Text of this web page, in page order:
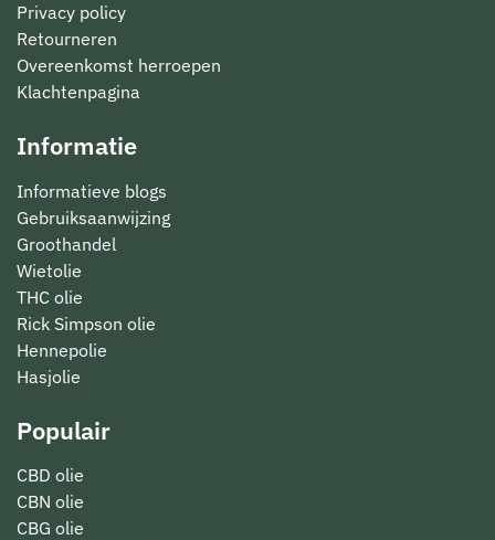
Privacy policy
Retourneren
Overeenkomst herroepen
Klachtenpagina
Informatie
Informatieve blogs
Gebruiksaanwijzing
Groothandel
Wietolie
THC olie
Rick Simpson olie
Hennepolie
Hasjolie
Populair
CBD olie
CBN olie
CBG olie